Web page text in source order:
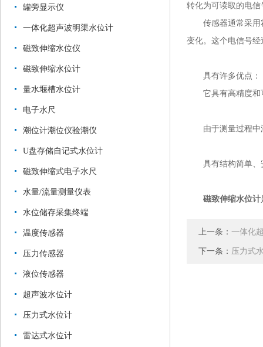
罐旁显示仪
一体化超声波明渠水位计
磁致伸缩水位仪
磁致伸缩水位计
量水堰槽水位计
电子水尺
潮位计潮位仪验潮仪
U盘存储自记式水位计
磁致伸缩式电子水尺
水量/流量测量仪表
水位储存采集终端
温度传感器
压力传感器
液位传感器
超声波水位计
压力式水位计
雷达式水位计
转化为可读取的电信
传感器通常采用霍
变化。这个电信号
具有许多优点：
它具有高精度和
由于测量过程中没
具有结构简单、安
磁致伸缩水位计
上一条： 一体化
下一条： 压力式